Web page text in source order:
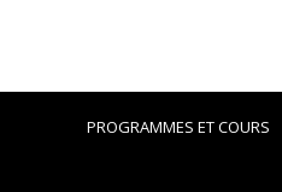
PROGRAMMES ET COURS